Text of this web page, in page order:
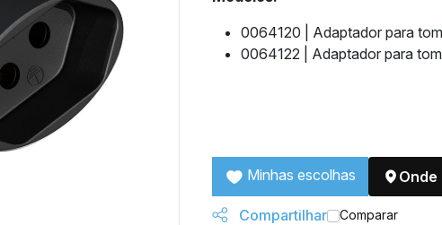
0064120 | Adaptador para
0064122 | Adaptador para
Minhas escolhas Onde
Compartilhar Comparar